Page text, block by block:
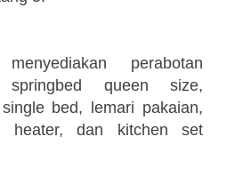
perabotan
springbed queen size,
bed, lemari pakaian,
heater, dan kitchen set